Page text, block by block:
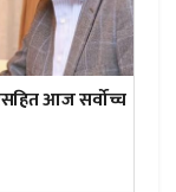
आज सर्वोच्च